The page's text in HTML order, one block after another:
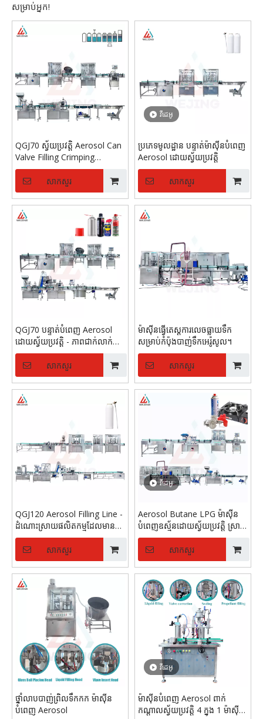
សម្រាប់អ្នក!
QGJ70 ស្វ័យប្រវត្តិ Aerosol Can
Valve Filling Crimping
Machine for Aerosol Paint
Body Insecticide Spray
សាកសួរ
វីដេអូ
ប្រភេទមូលដ្ឋាន បន្ទាត់ម៉ាស៊ីនបំពេញ
Aerosol ដោយស្វ័យប្រវត្តិ
សាកសួរ
QGJ70 បន្ទាត់បំពេញ Aerosol
ដោយស្វ័យប្រវត្តិ - ភាពជាក់លាក់
ខ្ពស់ ± 1% 60-70 កំប៉ុងក្នុងមួយ
នាទី
សាកសួរ
ម៉ាស៊ីន​ធ្វើ​តេស្ត​ការ​លេច​ធ្លាយ​ទឹក​
សម្រាប់​កំប៉ុង​បាញ់​ទឹក​អេរ៉ូសូល។
សាកសួរ
QGJ120 Aerosol Filling Line -
ដំណោះស្រាយផលិតកម្មដែលមាន
ល្បឿនលឿន
សាកសួរ
វីដេអូ
Aerosol Butane LPG ម៉ាស៊ីន
បំពេញឧស្ម័នដោយស្វ័យប្រវត្តិ ស្រាល
ជាងមុន Aerosol បង្កើតខ្សែ
ផលិតកម្ម
សាកសួរ
ថ្នាំលាបបាញ់ព្រិលទឹកកក ម៉ាស៊ីន
បំពេញ Aerosol
វីដេអូ
ម៉ាស៊ីនបំពេញ Aerosol ពាក់
កណ្តាលស្វ័យប្រវត្តិ 4 ក្នុង 1 ម៉ាស៊ីន